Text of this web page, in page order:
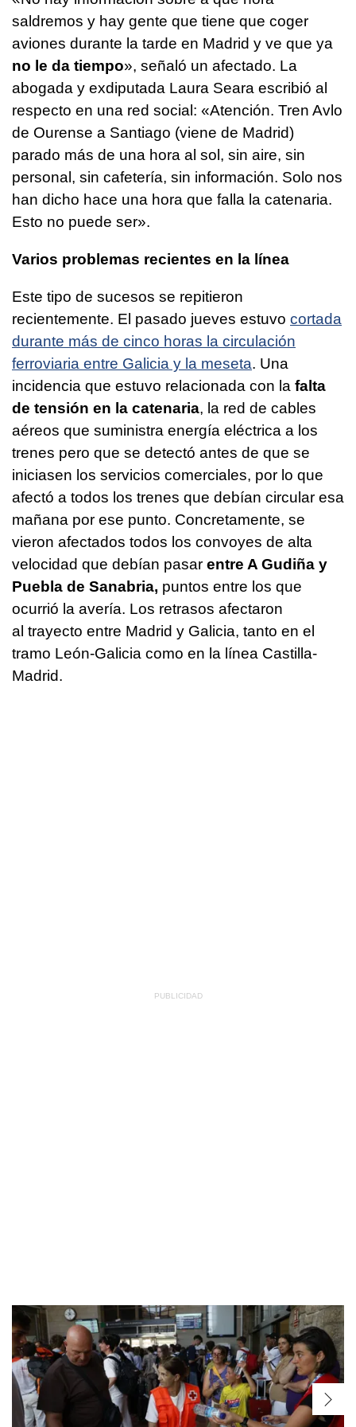
saldremos y hay gente que tiene que coger
aviones durante la tarde en Madrid y ve que ya
no le da tiempo», señaló un afectado. La
abogada y exdiputada Laura Seara escribió al
respecto en una red social: «Atención. Tren Avlo
de Ourense a Santiago (viene de Madrid)
parado más de una hora al sol, sin aire, sin
personal, sin cafetería, sin información. Solo nos
han dicho hace una hora que falla la catenaria.
Esto no puede ser».
Varios problemas recientes en la línea
Este tipo de sucesos se repitieron
recientemente. El pasado jueves estuvo cortada
durante más de cinco horas la circulación
ferroviaria entre Galicia y la meseta. Una
incidencia que estuvo relacionada con la falta
de tensión en la catenaria, la red de cables
aéreos que suministra energía eléctrica a los
trenes pero que se detectó antes de que se
iniciasen los servicios comerciales, por lo que
afectó a todos los trenes que debían circular esa
mañana por ese punto. Concretamente, se
vieron afectados todos los convoyes de alta
velocidad que debían pasar entre A Gudiña y
Puebla de Sanabria, puntos entre los que
ocurrió la avería. Los retrasos afectaron
al trayecto entre Madrid y Galicia, tanto en el
tramo León-Galicia como en la línea Castilla-
Madrid.